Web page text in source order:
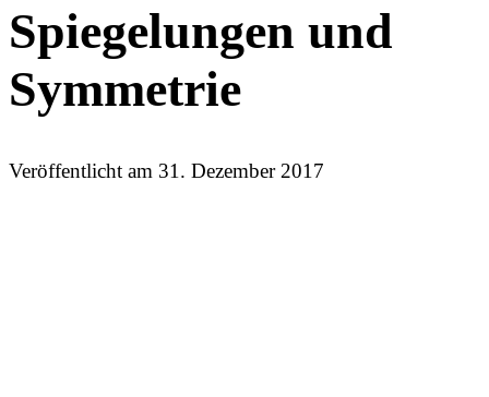
Spiegelungen und
Symmetrie
Veröffentlicht am 31. Dezember 2017